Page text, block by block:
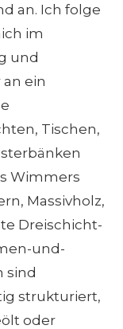
an. Ich folge
im
und
ein
Tischen,
Wimmers
Massivholz,
Dreischicht-
und-
sind
strukturiert,
oder